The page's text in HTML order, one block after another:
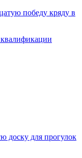
победу кряду в
доску для прогулок